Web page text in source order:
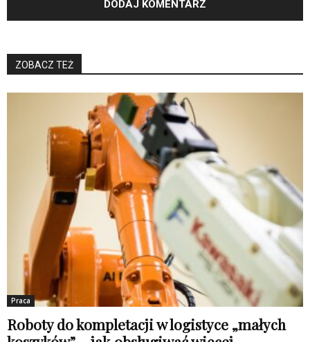
ZOBACZ TEŻ
Praca
Roboty do kompletacji w logistyce „małych